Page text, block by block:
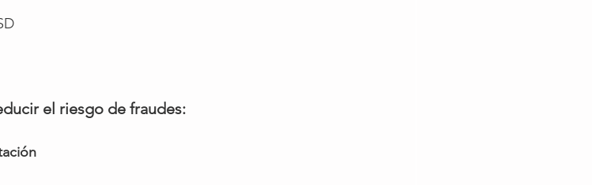
el riesgo de fraudes: